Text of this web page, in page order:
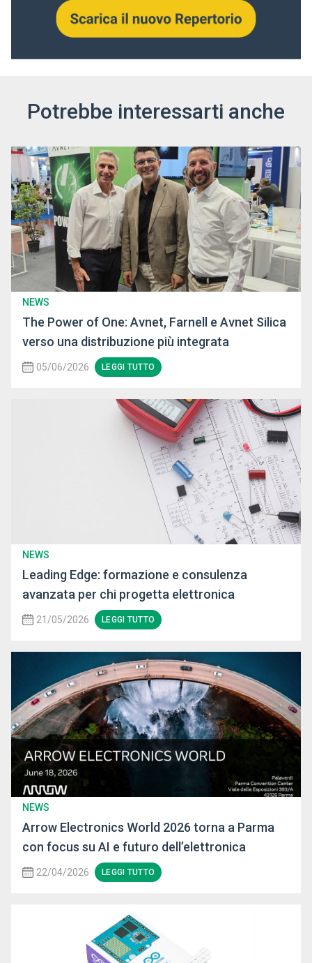
Potrebbe interessarti anche
NEWS
The Power of One: Avnet, Farnell e Avnet Silica
verso una distribuzione più integrata
05/06/2026 LEGGI TUTTO
NEWS
Leading Edge: formazione e consulenza
avanzata per chi progetta elettronica
21/05/2026 LEGGI TUTTO
NEWS
Arrow Electronics World 2026 torna a Parma
con focus su AI e futuro dell’elettronica
22/04/2026 LEGGI TUTTO